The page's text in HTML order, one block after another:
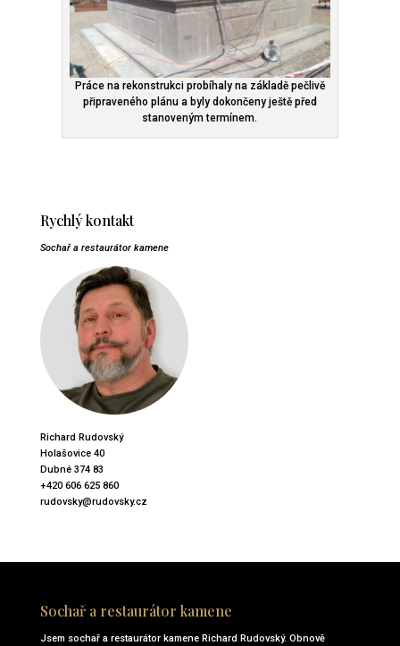
Práce na rekonstrukci probíhaly na základě pečlivě
připraveného plánu a byly dokončeny ještě před
stanoveným termínem.
Rychlý kontakt
Sochař a restaurátor kamene
Richard Rudovský
Holašovice 40
Dubné 374 83
+420 606 625 860
rudovsky@rudovsky.cz
Sochař a restaurátor kamene
Jsem sochařa restaurátorkamene Richard Rudovský. Obnově